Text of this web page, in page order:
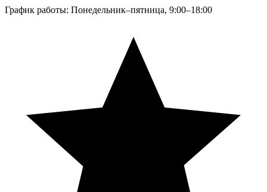
График работы: Понедельник–пятница, 9:00–18:00